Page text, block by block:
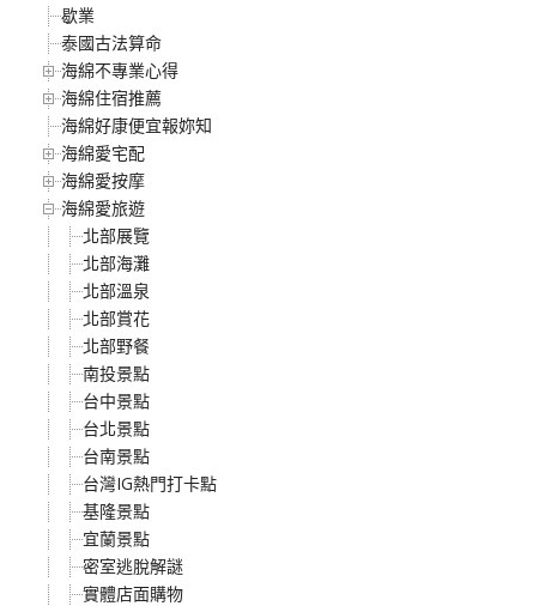
歇業
泰國古法算命
海綿不專業心得
海綿住宿推薦
海綿好康便宜報妳知
海綿愛宅配
海綿愛按摩
海綿愛旅遊
北部展覽
北部海灘
北部溫泉
北部賞花
北部野餐
南投景點
台中景點
台北景點
台南景點
台灣IG熱門打卡點
基隆景點
宜蘭景點
密室逃脫解謎
實體店面購物